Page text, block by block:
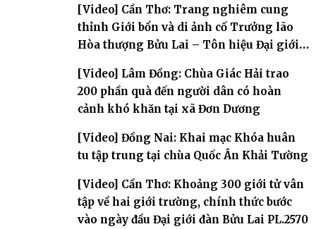
[Video] Cần Thơ: Trang nghiêm cung
thỉnh Giới bổn và di ảnh cố Trưởng lão
Hòa thượng Bửu Lai – Tôn hiệu Đại giới
[Video] Lâm Đồng: Chùa Giác Hải trao
200 phần quà đến người dân có hoàn
cảnh khó khăn tại xã Đơn Dương
[Video] Đồng Nai: Khai mạc Khóa huân
tu tập trung tại chùa Quốc Ân Khải Tường
[Video] Cần Thơ: Khoảng 300 giới tử vân
tập về hai giới trường, chính thức bước
vào ngày đầu Đại giới đàn Bửu Lai PL.2570